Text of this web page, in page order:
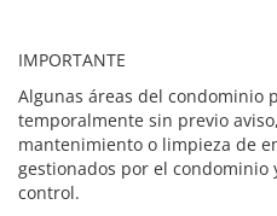
IMPORTANTE
Algunas áreas del condominio
temporalmente sin previo
mantenimiento o limpieza de
gestionados por el
control.